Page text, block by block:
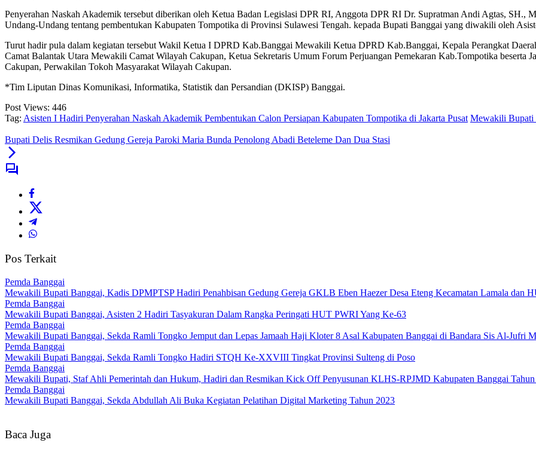
Penyerahan Naskah Akademik tersebut diberikan oleh Ketua Badan Legislasi DPR RI, Anggota DPR RI Dr. Supratman Andi Agtas, SH.,
Undang-Undang tentang pembentukan Kabupaten Tompotika di Provinsi Sulawesi Tengah. kepada Bupati Banggai yang diwakili oleh
Turut hadir pula dalam kegiatan tersebut Wakil Ketua I DPRD Kab.Banggai Mewakili Ketua DPRD Kab.Banggai, Kepala Perangkat
Camat Balantak Utara Mewakili Camat Wilayah Cakupan, Ketua Sekretaris Umum Forum Perjuangan Pemekaran Kab.Tompotika beserta
Cakupan, Perwakilan Tokoh Masyarakat Wilayah Cakupan.
*Tim Liputan Dinas Komunikasi, Informatika, Statistik dan Persandian (DKISP) Banggai.
Post Views: 446
Tag: Asisten I Hadiri Penyerahan Naskah Akademik Pembentukan Calon Persiapan Kabupaten Tompotika di Jakarta Pusat Mewakili Bupati
Bupati Delis Resmikan Gedung Gereja Paroki Maria Bunda Penolong Abadi Beteleme Dan Dua Stasi
Pos Terkait
Pemda Banggai
Mewakili Bupati Banggai, Kadis DPMPTSP Hadiri Penahbisan Gedung Gereja GKLB Eben Haezer Desa Eteng Kecamatan Lamala dan
Pemda Banggai
Mewakili Bupati Banggai, Asisten 2 Hadiri Tasyakuran Dalam Rangka Peringati HUT PWRI Yang Ke-63
Pemda Banggai
Mewakili Bupati Banggai, Sekda Ramli Tongko Jemput dan Lepas Jamaah Haji Kloter 8 Asal Kabupaten Banggai di Bandara Sis Al-Jufri
Pemda Banggai
Mewakili Bupati Banggai, Sekda Ramli Tongko Hadiri STQH Ke-XXVIII Tingkat Provinsi Sulteng di Poso
Pemda Banggai
Mewakili Bupati, Staf Ahli Pemerintah dan Hukum, Hadiri dan Resmikan Kick Off Penyusunan KLHS-RPJMD Kabupaten Banggai
Pemda Banggai
Mewakili Bupati Banggai, Sekda Abdullah Ali Buka Kegiatan Pelatihan Digital Marketing Tahun 2023
Baca Juga